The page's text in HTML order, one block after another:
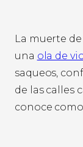
La muerte
una ola de
saqueos,
de las calles
conoce como